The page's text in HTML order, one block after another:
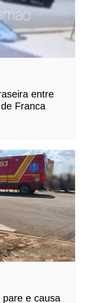
entre
Franca
pare e causa